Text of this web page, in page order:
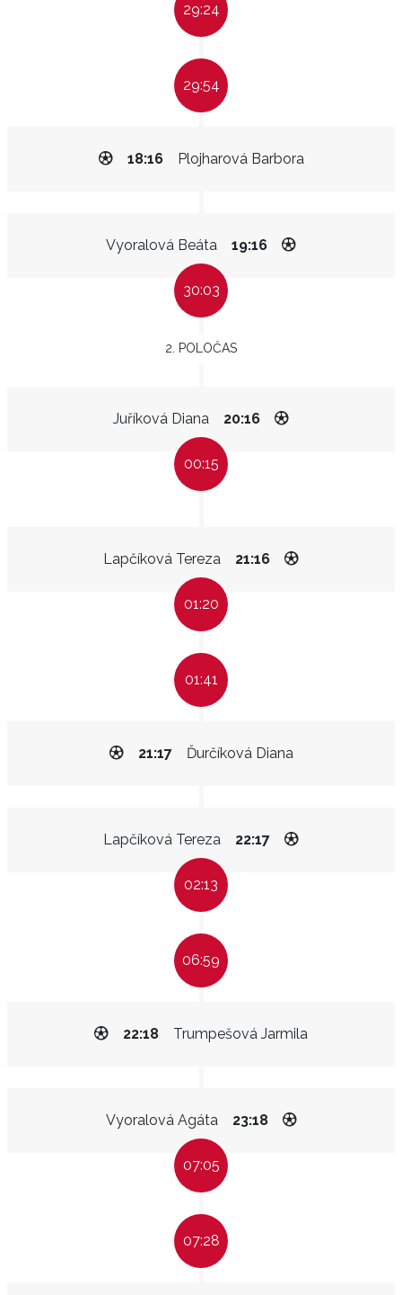
29:24
29:54
Plojharová Barbora
18:16
Vyoralová Beáta 19:16
30:03
2. POLOČAS
Juříková Diana 20:16
00:15
Lapčíková Tereza 21:16
01:20
01:41
Ďurčíková Diana
21:17
Lapčíková Tereza 22:17
02:13
06:59
Trumpešová Jarmila
22:18
Vyoralová Agáta 23:18
07:05
07:28